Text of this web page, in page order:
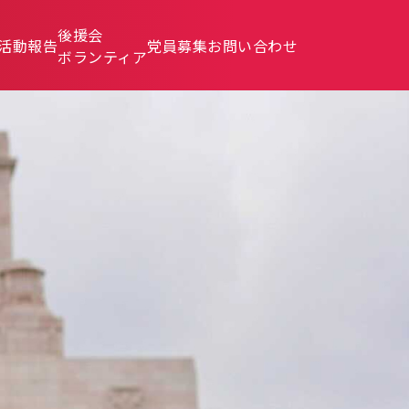
動報告後援会
ボランティア党員募集お問い合わせ